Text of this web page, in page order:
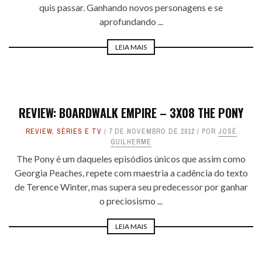
quis passar. Ganhando novos personagens e se
aprofundando ...
LEIA MAIS
REVIEW: BOARDWALK EMPIRE – 3X08 THE PONY
REVIEW, SÉRIES E TV 7 DE NOVEMBRO DE 2012 POR JOSÉ
GUILHERME
The Pony é um daqueles episódios únicos que assim como
Georgia Peaches, repete com maestria a cadência do texto
de Terence Winter, mas supera seu predecessor por ganhar
o preciosismo ...
LEIA MAIS